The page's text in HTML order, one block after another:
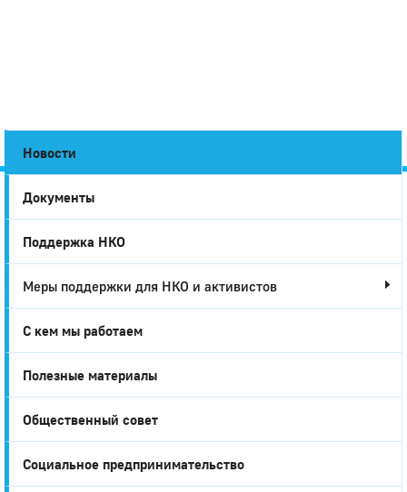
Город
Глазов
Новости
Документы
Поддержка НКО
Меры поддержки для НКО и активистов
С кем мы работаем
Полезные материалы
Общественный совет
Социальное предпринимательство